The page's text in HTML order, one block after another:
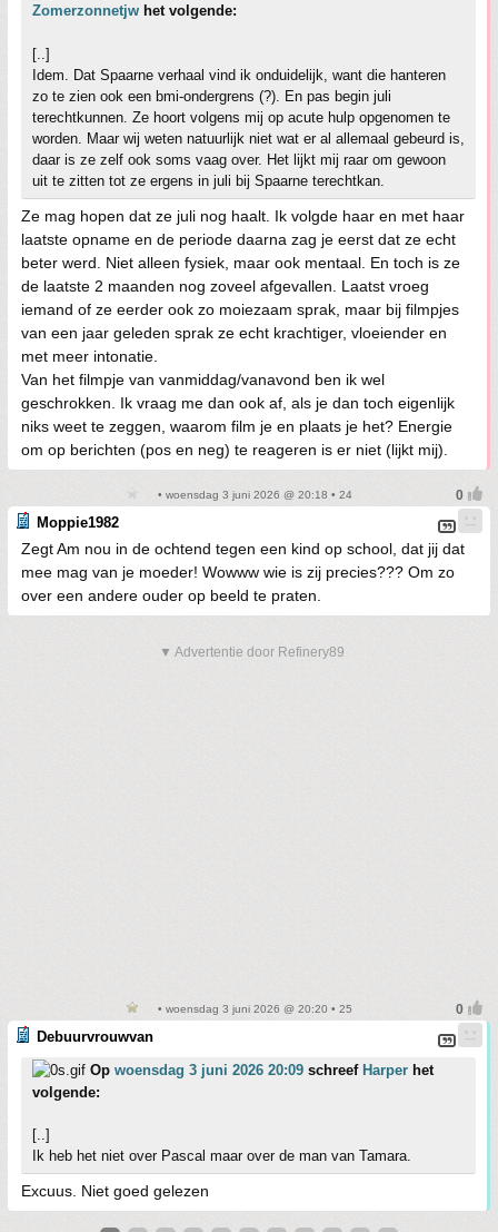
Zomerzonnetjw het volgende:
[..]
Idem. Dat Spaarne verhaal vind ik onduidelijk, want die hanteren
zo te zien ook een bmi-ondergrens (?). En pas begin juli
terechtkunnen. Ze hoort volgens mij op acute hulp opgenomen te
worden. Maar wij weten natuurlijk niet wat er al allemaal gebeurd is,
daar is ze zelf ook soms vaag over. Het lijkt mij raar om gewoon
uit te zitten tot ze ergens in juli bij Spaarne terechtkan.
Ze mag hopen dat ze juli nog haalt. Ik volgde haar en met haar
laatste opname en de periode daarna zag je eerst dat ze echt
beter werd. Niet alleen fysiek, maar ook mentaal. En toch is ze
de laatste 2 maanden nog zoveel afgevallen. Laatst vroeg
iemand of ze eerder ook zo moiezaam sprak, maar bij filmpjes
van een jaar geleden sprak ze echt krachtiger, vloeiender en
met meer intonatie.
Van het filmpje van vanmiddag/vanavond ben ik wel
geschrokken. Ik vraag me dan ook af, als je dan toch eigenlijk
niks weet te zeggen, waarom film je en plaats je het? Energie
om op berichten (pos en neg) te reageren is er niet (lijkt mij).
• woensdag 3 juni 2026 @ 20:18 • 24
Moppie1982
Zegt Am nou in de ochtend tegen een kind op school, dat jij dat
mee mag van je moeder! Wowww wie is zij precies??? Om zo
over een andere ouder op beeld te praten.
▼ Advertentie door Refinery89
• woensdag 3 juni 2026 @ 20:20 • 25
Debuurvrouwvan
Op woensdag 3 juni 2026 20:09 schreef Harper het
volgende:
[..]
Ik heb het niet over Pascal maar over de man van Tamara.
Excuus. Niet goed gelezen